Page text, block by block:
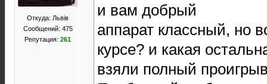
Откуда: Львів
Сообщений: 475
Репутация: 261
и вам добрый
аппарат классный, но
курсе? и какая
взяли полный